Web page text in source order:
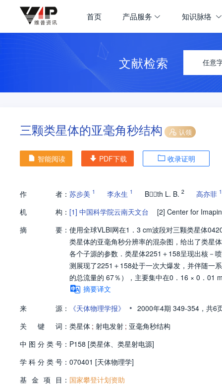
首页 产品服务 知识脉络
文献检索 任意
三颗类星体的亚毫角秒结构 认领
智能阅读 PDF下载 收录证明
作 者： 苏步美 1 李永生 1 Bth L. B. 2 高亦菲 1
机 构： [1] 中国科学院云南天文台 [2] Center for
摘
要： 使用全球VLBI网在1．3 cm波段对三颗类星体
类星体的亚毫角秒分辨率的混杂图，给出了类星
各个子源的参数．类星体2251＋158呈现出核－
测展现了2251＋158处于一次大爆发，并伴随一
的总流量的 67％），主要集中在0．16 × 0．01
摘要译文
来
源： 《天体物理学报》 • 2000年4期 349-354， 共6
关
键 词： 类星体 ; 射电发射 ; 亚毫角秒结构
中 图 分 类 号： P158 [类星体、类星射电源]
学 科 分 类 号： 070401 [天体物理学]
基 金 项 目： 国家攀登计划资助